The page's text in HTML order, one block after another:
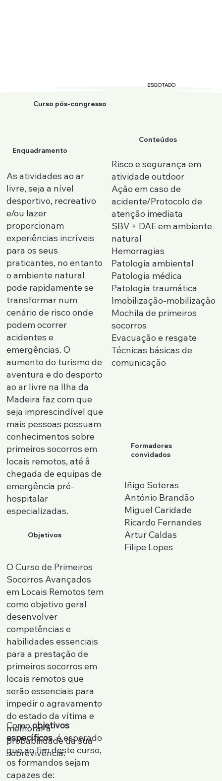
Enquadramento
As atividades ao ar
livre, seja a nível
desportivo, recreativo
e/ou lazer
proporcionam
experiências incríveis
para os seus
praticantes, no entanto
o ambiente natural
pode rapidamente se
transformar num
cenário de risco onde
podem ocorrer
acidentes e
emergências. O
aumento do turismo de
aventura e do desporto
ao ar livre na Ilha da
Madeira faz com que
seja imprescindível que
mais pessoas possuam
conhecimentos sobre
primeiros socorros em
locais remotos, até â
chegada de equipas de
emergência pré-
hospitalar
especializadas.
Conteúdos
Risco e segurança em
atividade outdoor
Ação em caso de
acidente/Protocolo de
atenção imediata
SBV + DAE em ambiente
natural
Hemorragias
Patologia ambiental
Patologia médica
Patologia traumática
Imobilização-mobilização
Mochila de primeiros
socorros
Evacuação e resgate
Técnicas básicas de
comunicação
Formadores
convidados
Iñigo Soteras
António Brandão
Miguel Caridade
Ricardo Fernandes
Artur Caldas
Filipe Lopes
Objetivos
O Curso de Primeiros
Socorros Avançados
em Locais Remotos tem
como objetivo geral
desenvolver
competências e
habilidades essenciais
para a prestação de
primeiros socorros em
locais remotos que
serão essenciais para
impedir o agravamento
do estado da vítima e
melhorar a
probabilidade da sua
sobrevivência.
Comoobjetivos
específicos, é esperado
que ao fim deste curso,
os formandos sejam
capazes de:
Curso pós-congresso
ESGOTADO